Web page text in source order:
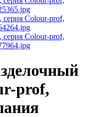
prof,